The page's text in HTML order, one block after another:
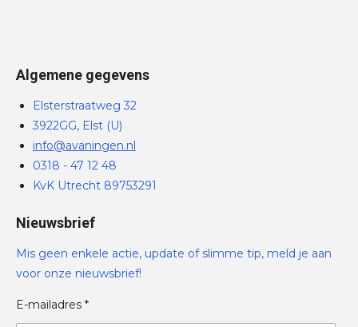
Algemene gegevens
Elsterstraatweg 32
3922GG, Elst (U)
info@avaningen.nl
0318 - 47 12 48
KvK Utrecht 89753291
Nieuwsbrief
Mis geen enkele actie, update of slimme tip, meld je aan
voor onze nieuwsbrief!
E-mailadres *